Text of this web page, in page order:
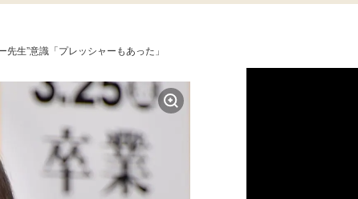
生”意識「プレッシャーもあった」